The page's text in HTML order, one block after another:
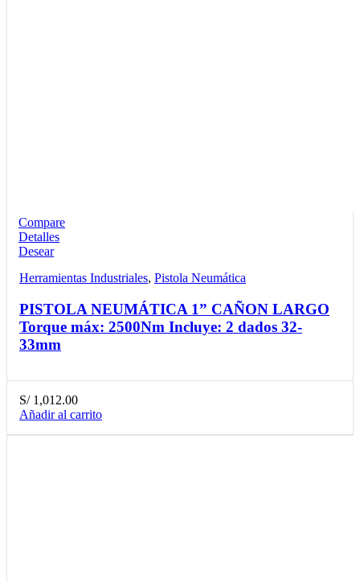
Compare
Detalles
Desear
Herramientas Industriales, Pistola Neumática
PISTOLA NEUMÁTICA 1” CAÑON LARGO
Torque máx: 2500Nm Incluye: 2 dados 32-
33mm
S/1,012.00
Añadir al carrito